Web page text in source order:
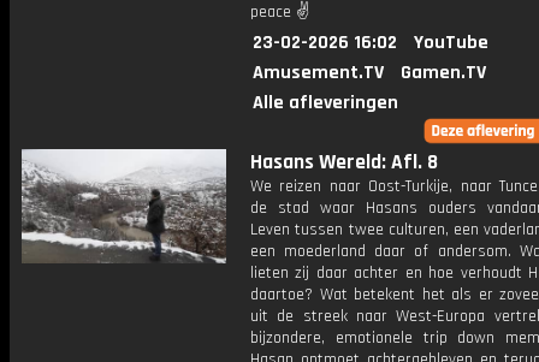
peace ✌
23-02-2026 16:02
YouTube
Amusement.TV
Gamen.TV
Alle afleveringen
Hasans Wereld: Afl. 8
We reizen naar Oost-Turkije, naar
de stad waar Hasans ouders
Leven tussen twee culturen, een
een moederland daar of andersom.
lieten zij daar achter en hoe verhoudt
daartoe? Wat betekent het als er
uit de streek naar West-Europa
bijzondere, emotionele trip down